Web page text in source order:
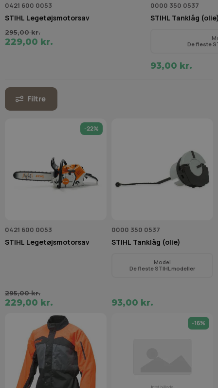
0421 600 0053
STIHL Legetøjsmotorsav
295,00 kr.
229,00 kr.
0000 350 0537
STIHL Tanklåg
De fleste
93,00 kr.
Filtre
-22%
0421 600 0053
STIHL Legetøjsmotorsav
295,00 kr.
229,00 kr.
0000 350 0537
STIHL Tanklåg (olie)
Model
De fleste STIHL modeller
93,00 kr.
-16%